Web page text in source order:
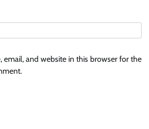
email, and website in this browser for the